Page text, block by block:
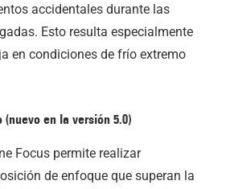
accidentales durante las
Esto resulta especialmente
en condiciones de frío extremo
en la versión 5.0)
Focus permite realizar
de enfoque que superan la